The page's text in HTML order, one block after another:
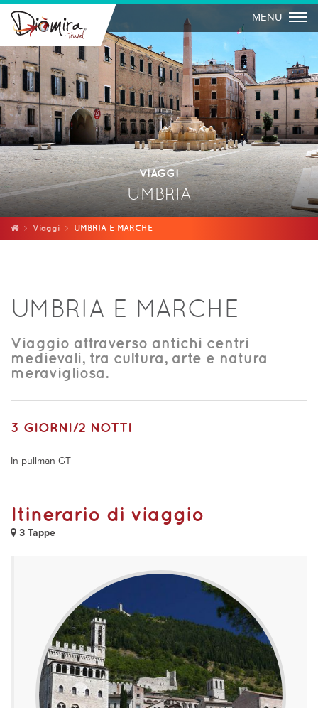
MENU
VIAGGI
UMBRIA
Viaggi UMBRIA E MARCHE
UMBRIA E MARCHE
Viaggio attraverso antichi centri
medievali, tra cultura, arte e natura
meravigliosa.
3 GIORNI/2 NOTTI
In pullman GT
Itinerario di viaggio
3 Tappe